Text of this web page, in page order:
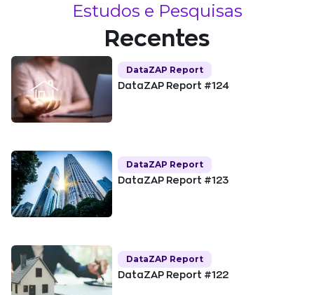
Estudos e Pesquisas
Recentes
DataZAP Report
DataZAP Report #124
DataZAP Report
DataZAP Report #123
DataZAP Report
DataZAP Report #122